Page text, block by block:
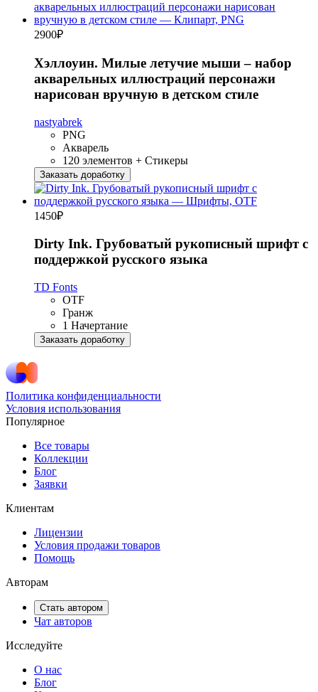
2900₽
Хэллоуин. Милые летучие мыши – набор
акварельных иллюстраций персонажи
нарисован вручную в детском стиле
nastyabrek
PNG
Акварель
120 элементов + Стикеры
Заказать доработку
1450₽
Dirty Ink. Грубоватый рукописный шрифт с
поддержкой русского языка
TD Fonts
OTF
Гранж
1 Начертание
Заказать доработку
Политика конфиденциальности
Условия использования
Популярное
Все товары
Коллекции
Блог
Заявки
Клиентам
Лицензии
Условия продажи товаров
Помощь
Авторам
Стать автором
Чат авторов
Исследуйте
О нас
Блог